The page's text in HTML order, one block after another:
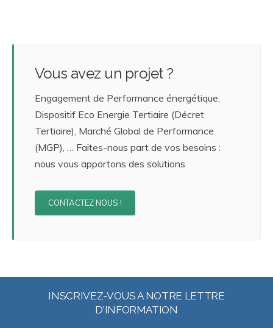
Vous avez un projet ?
Engagement de Performance énergétique,
Dispositif Eco Energie Tertiaire (Décret
Tertiaire), Marché Global de Performance
(MGP), … Faites-nous part de vos besoins :
nous vous apportons des solutions
CONTACTEZ NOUS !
INSCRIVEZ-VOUS A NOTRE LETTRE
D'INFORMATION